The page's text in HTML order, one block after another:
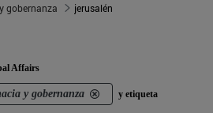
gobernanza
jerusalén
Affairs
y gobernanza y etiqueta